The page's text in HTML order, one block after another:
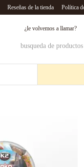
Reseñas de la tienda Política
¿le volvemos a llamar?